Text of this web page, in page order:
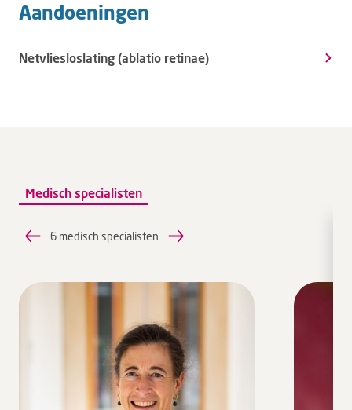
Aandoeningen
Netvliesloslating (ablatio retinae)
Medisch specialisten
6 medisch specialisten